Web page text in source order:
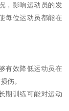
，影响运动员的发
每位运动员都能在
有效降低运动员在
伤。
期训练可能对运动